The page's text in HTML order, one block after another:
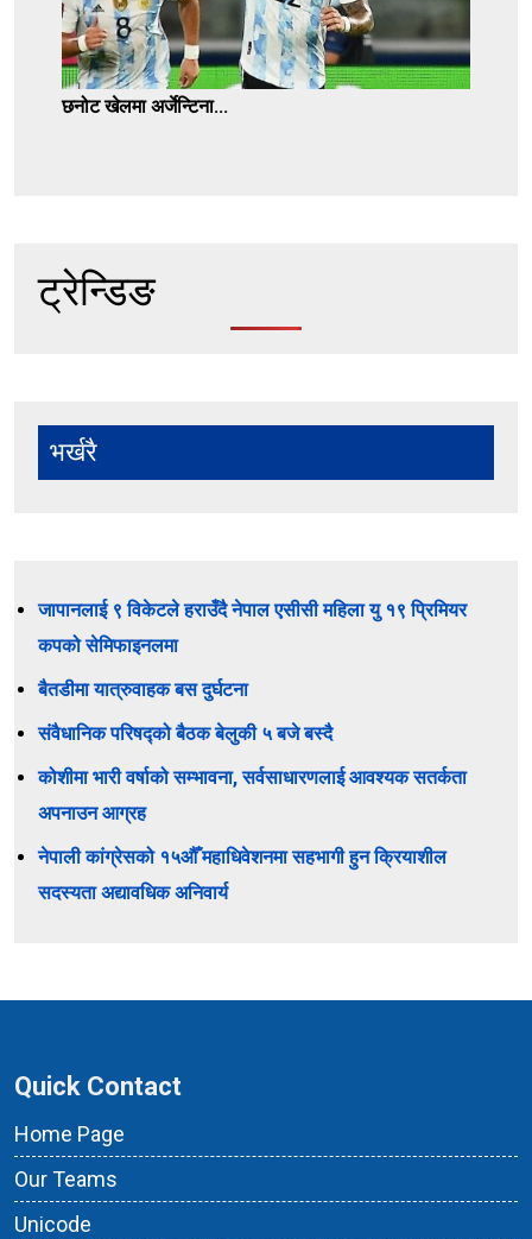
छनोट खेलमा अर्जेन्टिना...
ट्रेन्डिङ
भर्खरै
जापानलाई ९ विकेटले हराउँदै नेपाल एसीसी महिला यु १९ प्रिमियर
कपको सेमिफाइनलमा
बैतडीमा यात्रुवाहक बस दुर्घटना
संवैधानिक परिषद्को बैठक बेलुकी ५ बजे बस्दै
कोशीमा भारी वर्षाको सम्भावना, सर्वसाधारणलाई आवश्यक सतर्कता
अपनाउन आग्रह
नेपाली कांग्रेसको १५औँ महाधिवेशनमा सहभागी हुन क्रियाशील
सदस्यता अद्यावधिक अनिवार्य
Quick Contact
Home Page
Our Teams
Unicode